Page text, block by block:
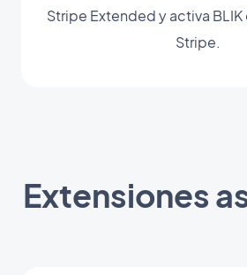
Stripe Extended y activa
Stripe.
Extensiones